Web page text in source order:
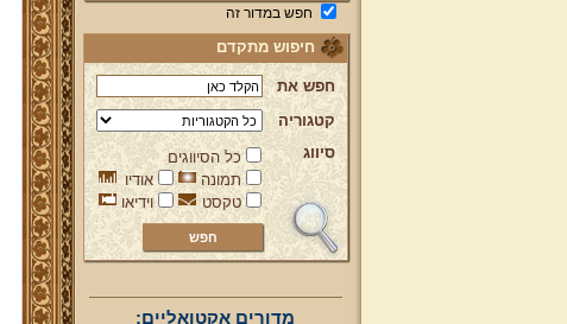
חפש במדור זה
חיפוש מתקדם
חפש את
קטגוריה
סיווג
כל הסיווגים
תמונה
אודיו
טקסט
וידיאו
מדורים אקטואליים: